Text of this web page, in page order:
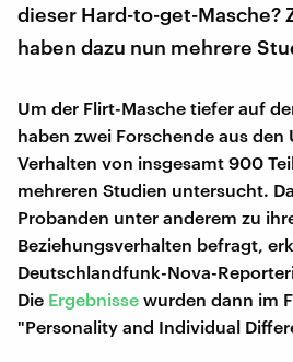
dieser Hard-to-get-Masche?
haben dazu nun mehrere
Um der Flirt-Masche tiefer auf
haben zwei Forschende aus den
Verhalten von insgesamt 900
mehreren Studien untersucht.
Probanden unter anderem zu
Beziehungsverhalten befragt,
Deutschlandfunk-Nova-
Die Ergebnisse wurden dann im
"Personality and Individual